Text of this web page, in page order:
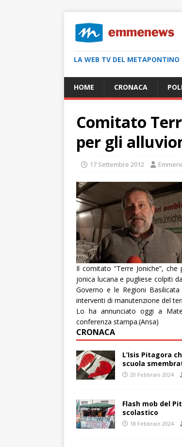
LA WEB TV DEL METAPONTINO
HOME CRONACA
Comitato
per gli
17 Settembre 2012
Il comitato ”Terre Joniche”,
jonica lucana e pugliese colpiti
Governo e le Regioni
interventi di manutenzione del
Lo ha annunciato oggi a
conferenza stampa.(Ansa)
CRONACA
L’Isis Pitagora
scuola
20 Febbraio 2024
Flash mob del
scolastico
18 Febbraio 2024